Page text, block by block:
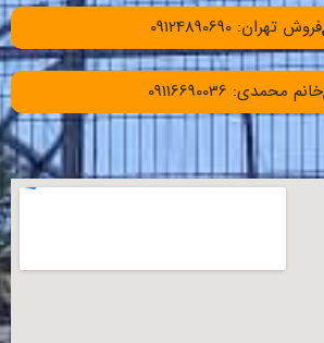
فروش تهران: 09124890690
خانم محمدی: 09116690036